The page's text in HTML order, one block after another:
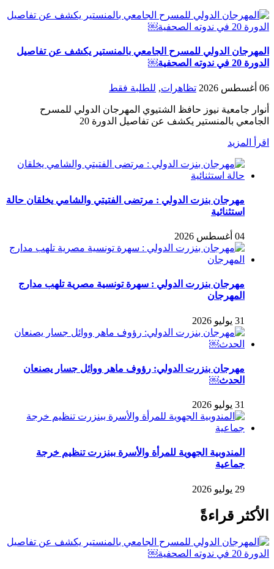
المهرجان الدولي للمسرح الجامعي بالمنستير يكشف عن تفاصيل
الدورة 20 في ندوته الصحفية￼
06 أغسطس 2026 تظاهرات, للطلبة فقط
أنوار جامعية نيوز حافظ الشتيوي المهرجان الدولي للمسرح
الجامعي بالمنستير يكشف عن تفاصيل الدورة 20
اقرأ المزيد
مهرجان بنزت الدولي : مرتضى الفتيتي والشامي يخلقان حالة
استثنائية
04 أغسطس 2026
مهرجان بنزرت الدولي : سهرة تونسية مصرية تلهب مدارج
المهرجان
31 يوليو 2026
مهرجان بنزرت الدولي: رؤوف ماهر ووائل جسار يصنعان
الحدث￼
31 يوليو 2026
المندوبية الجهوية للمرأة والأسرة ببنزرت تنظيم خرجة
جماعية
29 يوليو 2026
الأكثر قراءةً